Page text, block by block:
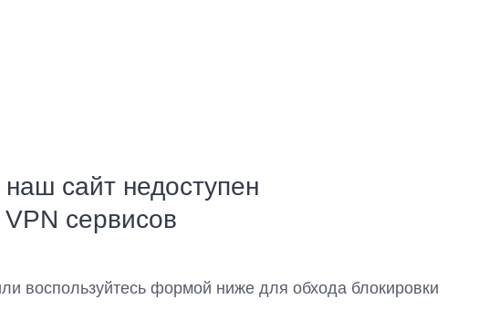
сайт недоступен
сервисов
воспользуйтесь формой ниже для обхода блокировки